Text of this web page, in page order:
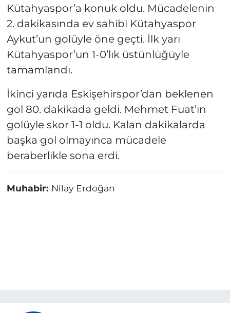
Kütahyaspor’a konuk oldu. Mücadelenin
2. dakikasında ev sahibi Kütahyaspor
Aykut’un golüyle öne geçti. İlk yarı
Kütahyaspor’un 1-0’lık üstünlüğüyle
tamamlandı.
İkinci yarıda Eskişehirspor’dan beklenen
gol 80. dakikada geldi. Mehmet Fuat’ın
golüyle skor 1-1 oldu. Kalan dakikalarda
başka gol olmayınca mücadele
beraberlikle sona erdi.
Muhabir: Nilay Erdoğan